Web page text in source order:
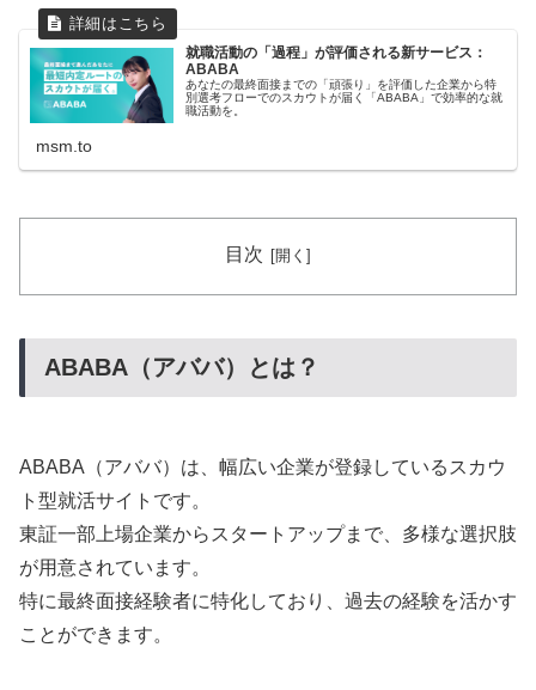
就職活動の「過程」が評価される新サービス：
ABABA
あなたの最終面接までの「頑張り」を評価した企業から特
別選考フローでのスカウトが届く「ABABA」で効率的な就
職活動を。
msm.to
目次
ABABA（アババ）とは？
ABABA（アババ）は、幅広い企業が登録しているスカウ
ト型就活サイトです。
東証一部上場企業からスタートアップまで、多様な選択肢
が用意されています。
特に最終面接経験者に特化しており、過去の経験を活かす
ことができます。